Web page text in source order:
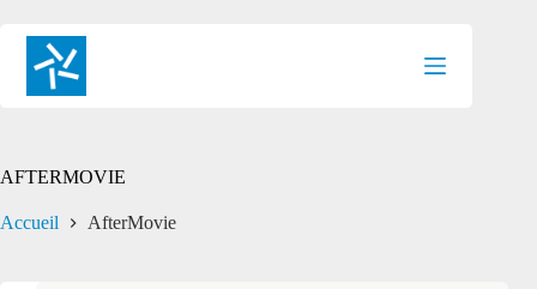
contenu
AFTERMOVIE
Accueil AfterMovie